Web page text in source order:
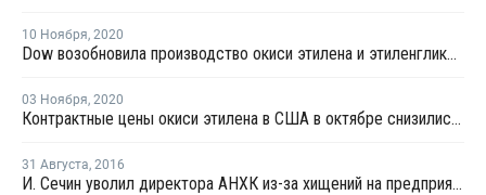
10 Ноября, 2020
Dow возобновила производство окиси этилена и этиленгликоля в Техасе
03 Ноября, 2020
Контрактные цены окиси этилена в США в октябре снизились на USD13 за тонну
31 Августа, 2016
И. Сечин уволил директора АНХК из-за хищений на предприятии - СМИ